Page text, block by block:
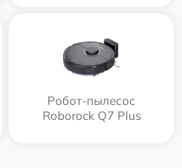
Робот-пылесос
Roborock Q7 Plus